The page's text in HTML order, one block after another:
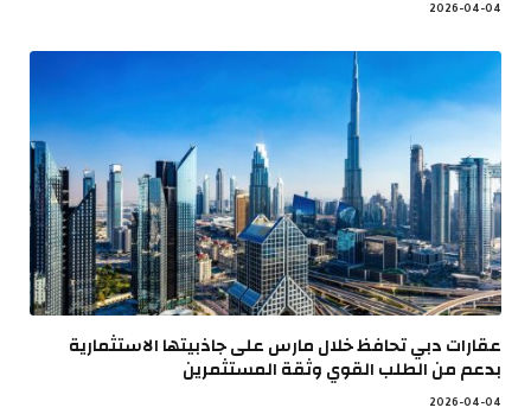
2026-04-04
عقارات دبي تحافظ خلال مارس على جاذبيتها الاستثمارية
بدعم من الطلب القوي وثقة المستثمرين
2026-04-04